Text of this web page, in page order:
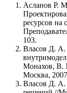
Асланов Р.
ресурсов на
103.
Власов Д. А.
Монахов, В.
Москва,
Власов Д. А.